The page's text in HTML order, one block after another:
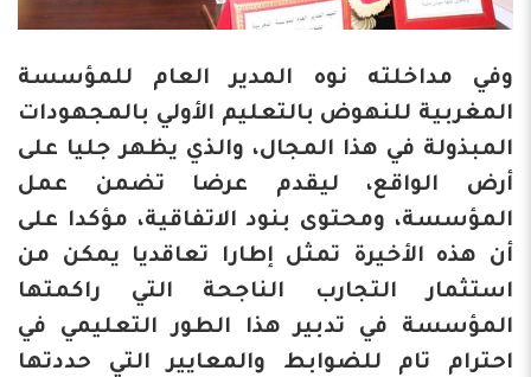
وفي مداخلته نوه المدير العام للمؤسسة
المغربية للنهوض بالتعليم الأولي بالمجهودات
المبذولة في هذا المجال، والذي يظهر جليا على
أرض الواقع، ليقدم عرضا تضمن عمل
المؤسسة، ومحتوى بنود الاتفاقية، مؤكدا على
أن هذه الأخيرة تمثل إطارا تعاقديا يمكن من
استثمار التجارب الناجحة التي راكمتها
المؤسسة في تدبير هذا الطور التعليمي في
احترام تام للضوابط والمعايير التي حددتها